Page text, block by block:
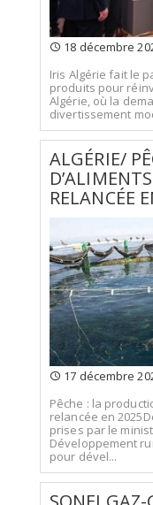
18 décembre
Iris Algérie fait le
produits pour
Algérie, où la
divertissement
ALGÉRIE/
RELANCÉE
17 décembre
Pêche : la
relancée en
prises par le
Développement
pour dével...